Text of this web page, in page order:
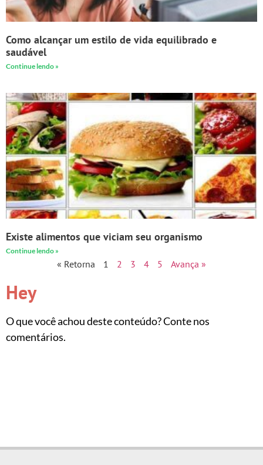
Como alcançar um estilo de vida equilibrado e
saudável
Continue lendo »
Existe alimentos que viciam seu organismo
Continue lendo »
« Retorna 1 2 3 4 5 Avança »
Hey
O que você achou deste conteúdo? Conte nos
comentários.